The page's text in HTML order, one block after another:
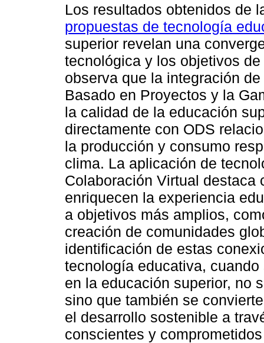
Los resultados obtenidos de
propuestas de tecnología
superior revelan una
tecnológica y los objetivos
observa que la integración
Basado en Proyectos y la
la calidad de la educación
directamente con ODS
la producción y consumo
clima. La aplicación de
Colaboración Virtual destaca
enriquecen la experiencia
a objetivos más amplios,
creación de comunidades
identificación de estas
tecnología educativa,
en la educación superior, no
sino que también se
el desarrollo sostenible a
conscientes y